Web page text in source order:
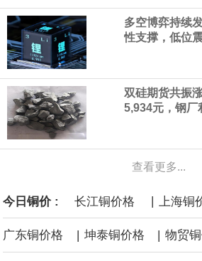
据报道，威刚近日在法说会上表示，
稳定的三大有利因素带动下，预期第
进一步扩大全年营运成果。
美国国会预算办公室（CBO）于当
计划建造的15艘核动力“特朗普级”
到采购的总费用可能高达2750亿美
面战舰项目之一。 根据CBO的初步
多空博弈持续
性支撑，低位
双硅期货共振
5,934元，钢厂
查看更多...
今日铜价 : 长江铜价格 | 上海铜
广东铜价格 | 坤泰铜价格 | 物贸